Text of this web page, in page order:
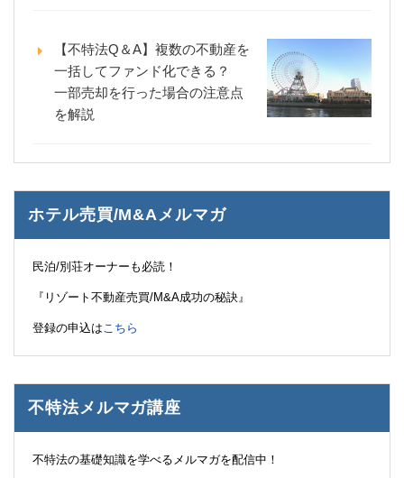
【不特法Q＆A】複数の不動産を
一括してファンド化できる？
一部売却を行った場合の注意点
を解説
ホテル売買/M&Aメルマガ
民泊/別荘オーナーも必読！
『リゾート不動産売買/M&A成功の秘訣』
登録の申込は こちら
不特法メルマガ講座
不特法の基礎知識を学べるメルマガを配信中！